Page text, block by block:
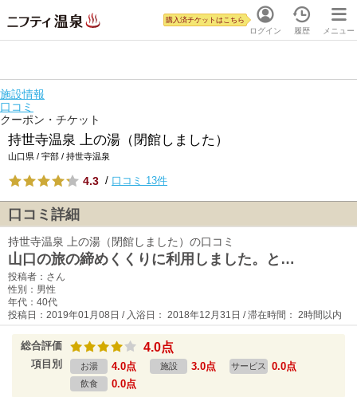
ログイン
購入済チケットはこちら
履歴 メニュー
施設情報
口コミ
クーポン・チケット
持世寺温泉 上の湯（閉館しました）
山口県 / 宇部 / 持世寺温泉
4.3 / 口コミ 13件
口コミ詳細
持世寺温泉 上の湯（閉館しました）の口コミ
山口の旅の締めくくりに利用しました。と…
投稿者：さん
性別：男性
年代：40代
投稿日：2019年01月08日 / 入浴日： 2018年12月31日 / 滞在時間： 2時間以内
総合評価 4.0点
項目別 お湯 4.0点 施設 3.0点 サービス 0.0点
飲食 0.0点